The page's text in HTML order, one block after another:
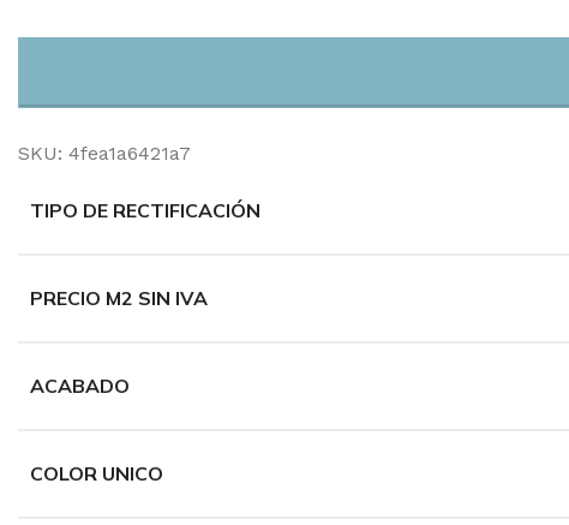
SKU: 4fea1a6421a7
TIPO DE RECTIFICACIÓN
PRECIO M2 SIN IVA
ACABADO
COLOR UNICO